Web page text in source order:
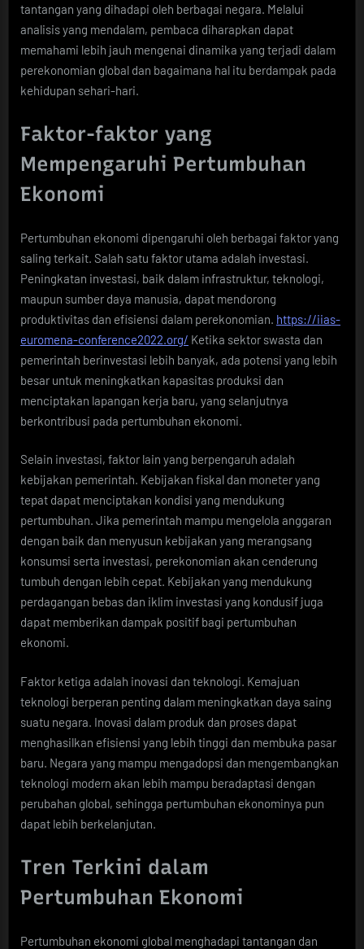
tantangan yang dihadapi oleh berbagai negara. Melalui
analisis yang mendalam, pembaca diharapkan dapat
memahami lebih jauh mengenai dinamika yang terjadi dalam
perekonomian global dan bagaimana hal itu berdampak pada
kehidupan sehari-hari.
Faktor-faktor yang
Mempengaruhi Pertumbuhan
Ekonomi
Pertumbuhan ekonomi dipengaruhi oleh berbagai faktor yang
saling terkait. Salah satu faktor utama adalah investasi.
Peningkatan investasi, baik dalam infrastruktur, teknologi,
maupun sumber daya manusia, dapat mendorong
produktivitas dan efisiensi dalam perekonomian. https://iias-
euromena-conference2022.org/ Ketika sektor swasta dan
pemerintah berinvestasi lebih banyak, ada potensi yang lebih
besar untuk meningkatkan kapasitas produksi dan
menciptakan lapangan kerja baru, yang selanjutnya
berkontribusi pada pertumbuhan ekonomi.
Selain investasi, faktor lain yang berpengaruh adalah
kebijakan pemerintah. Kebijakan fiskal dan moneter yang
tepat dapat menciptakan kondisi yang mendukung
pertumbuhan. Jika pemerintah mampu mengelola anggaran
dengan baik dan menyusun kebijakan yang merangsang
konsumsi serta investasi, perekonomian akan cenderung
tumbuh dengan lebih cepat. Kebijakan yang mendukung
perdagangan bebas dan iklim investasi yang kondusif juga
dapat memberikan dampak positif bagi pertumbuhan
ekonomi.
Faktor ketiga adalah inovasi dan teknologi. Kemajuan
teknologi berperan penting dalam meningkatkan daya saing
suatu negara. Inovasi dalam produk dan proses dapat
menghasilkan efisiensi yang lebih tinggi dan membuka pasar
baru. Negara yang mampu mengadopsi dan mengembangkan
teknologi modern akan lebih mampu beradaptasi dengan
perubahan global, sehingga pertumbuhan ekonominya pun
dapat lebih berkelanjutan.
Tren Terkini dalam
Pertumbuhan Ekonomi
Pertumbuhan ekonomi global menghadapi tantangan dan